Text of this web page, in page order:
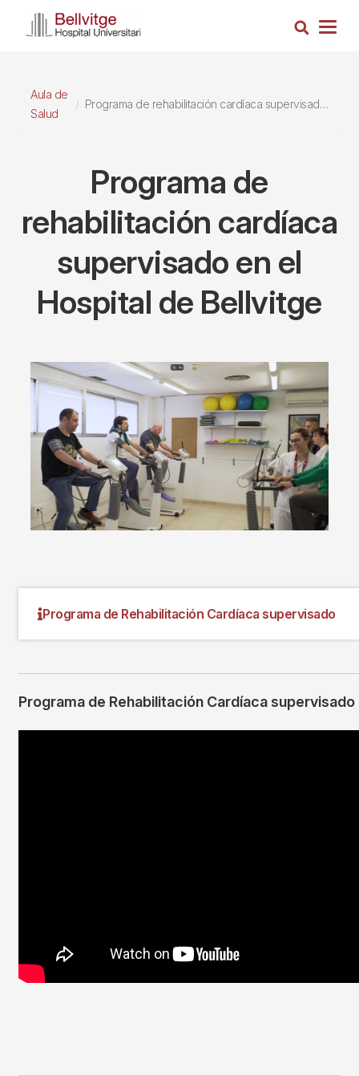
Busca
Aula de
Salud
Programa de rehabilitación cardíaca supervisado en el Hospital de Bellvitge
Programa de
rehabilitación cardíaca
supervisado en el
Hospital de Bellvitge
Imagen
Programa de Rehabilitación Cardíaca supervisado
Programa de Rehabilitación Cardíaca supervisado